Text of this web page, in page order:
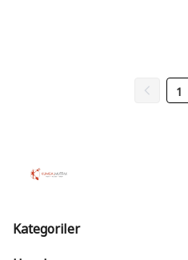
1
Kategoriler